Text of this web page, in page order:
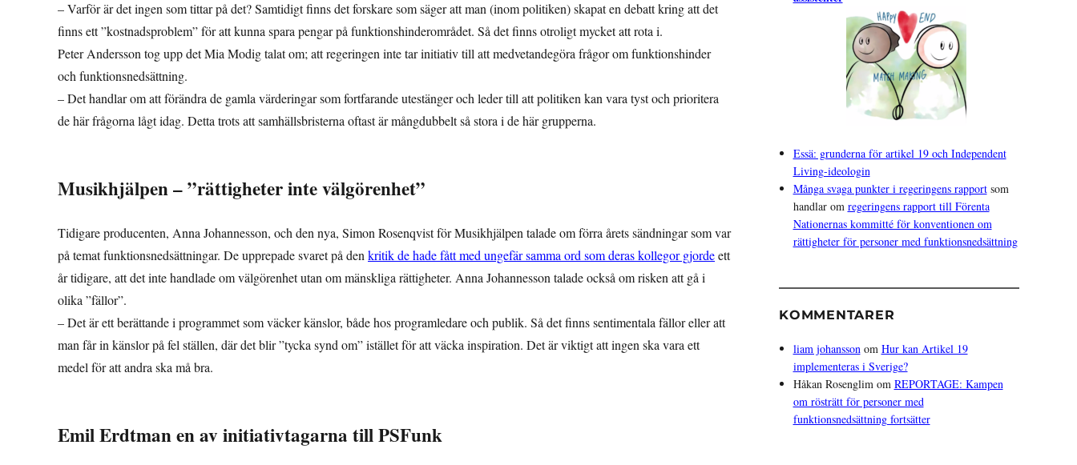
– Varför är det ingen som tittar på det? Samtidigt finns det forskare som säger att man (inom politiken) skapat en debatt kring att det
finns ett ”kostnadsproblem” för att kunna spara pengar på funktionshinderområdet. Så det finns otroligt mycket att rota i.
Peter Andersson tog upp det Mia Modig talat om; att regeringen inte tar initiativ till att medvetandegöra frågor om funktionshinder
och funktionsnedsättning.
– Det handlar om att förändra de gamla värderingar som fortfarande utestänger och leder till att politiken kan vara tyst och prioritera
de här frågorna lågt idag. Detta trots att samhällsbristerna oftast är mångdubbelt så stora i de här grupperna.
Musikhjälpen – ”rättigheter inte välgörenhet”
Tidigare producenten, Anna Johannesson, och den nya, Simon Rosenqvist för Musikhjälpen talade om förra årets sändningar som var
på temat funktionsnedsättningar. De upprepade svaret på den kritik de hade fått med ungefär samma ord som deras kollegor gjordeett
år tidigare, att det inte handlade om välgörenhet utan om mänskliga rättigheter. Anna Johannesson talade också om risken att gå i
olika ”fällor”.
– Det är ett berättande i programmet som väcker känslor, både hos programledare och publik. Så det finns sentimentala fällor eller att
man får in känslor på fel ställen, där det blir ”tycka synd om” istället för att väcka inspiration. Det är viktigt att ingen ska vara ett
medel för att andra ska må bra.
Emil Erdtman en av initiativtagarna till PSFunk
Essä: grunderna för artikel 19 och Independent
Living-ideologin
Många svaga punkter i regeringens rapportsom
handlar om regeringens rapport till Förenta
Nationernas kommitté för konventionen om
rättigheter för personer med funktionsnedsättning
KOMMENTARER
liam johanssonom Hur kan Artikel 19
implementeras i Sverige?
Håkan Rosenglimom REPORTAGE: Kampen
om rösträtt för personer med
funktionsnedsättning fortsätter